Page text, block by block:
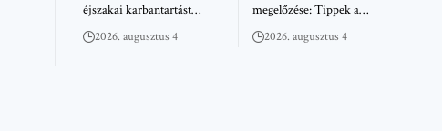
éjszakai karbantartást…
2026. augusztus 4
megelőzése: Tippek a…
2026. augusztus 4